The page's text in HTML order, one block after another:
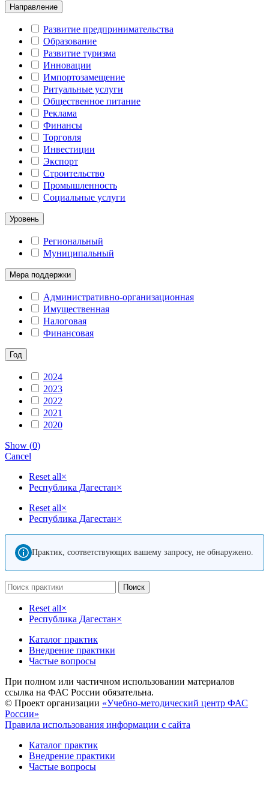
Направление
Развитие предпринимательства
Образование
Развитие туризма
Инновации
Импортозамещение
Ритуальные услуги
Общественное питание
Реклама
Финансы
Торговля
Инвестиции
Экспорт
Строительство
Промышленность
Социальные услуги
Уровень
Региональный
Муниципальный
Мера поддержки
Административно-организационная
Имущественная
Налоговая
Финансовая
Год
2024
2023
2022
2021
2020
Show (0)
Cancel
Reset all×
Республика Дагестан×
Reset all×
Республика Дагестан×
Практик, соответствующих вашему запросу, не обнаружено.
Поиск
Reset all×
Республика Дагестан×
Каталог практик
Внедрение практики
Частые вопросы
При полном или частичном использовании материалов
ссылка на ФАС России обязательна.
© Проект организации «Учебно-методический центр ФАС
России»
Правила использования информации с сайта
Каталог практик
Внедрение практики
Частые вопросы